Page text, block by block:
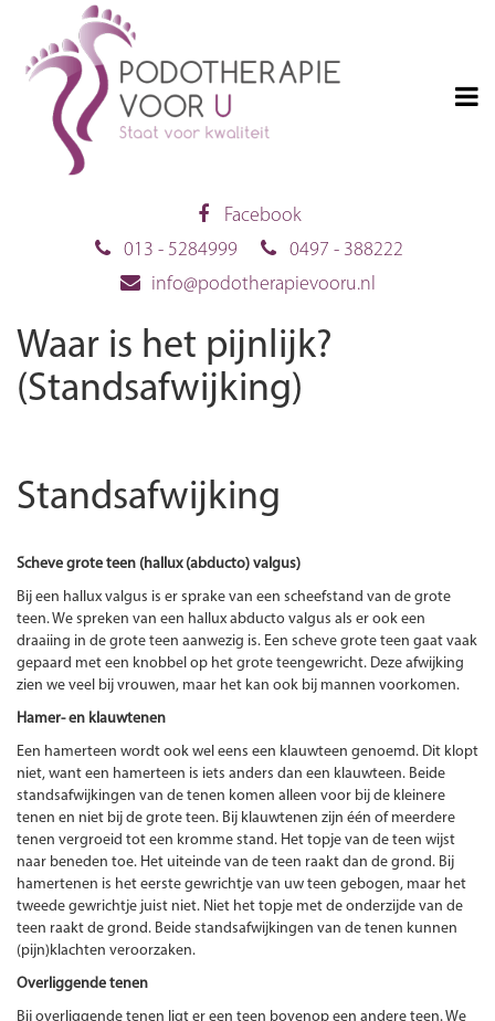
Facebook
013 - 5284999
0497 - 388222
info@podotherapievooru.nl
Waar is het pijnlijk?
(Standsafwijking)
Standsafwijking
Scheve grote teen (hallux (abducto) valgus)
Bij een hallux valgus is er sprake van een scheefstand van de grote
teen. We spreken van een hallux abducto valgus als er ook een
draaiing in de grote teen aanwezig is. Een scheve grote teen gaat vaak
gepaard met een knobbel op het grote teengewricht. Deze afwijking
zien we veel bij vrouwen, maar het kan ook bij mannen voorkomen.
Hamer- en klauwtenen
Een hamerteen wordt ook wel eens een klauwteen genoemd. Dit klopt
niet, want een hamerteen is iets anders dan een klauwteen. Beide
standsafwijkingen van de tenen komen alleen voor bij de kleinere
tenen en niet bij de grote teen. Bij klauwtenen zijn één of meerdere
tenen vergroeid tot een kromme stand. Het topje van de teen wijst
naar beneden toe. Het uiteinde van de teen raakt dan de grond. Bij
hamertenen is het eerste gewrichtje van uw teen gebogen, maar het
tweede gewrichtje juist niet. Niet het topje met de onderzijde van de
teen raakt de grond. Beide standsafwijkingen van de tenen kunnen
(pijn)klachten veroorzaken.
Overliggende tenen
Bij overliggende tenen ligt er een teen bovenop een andere teen. We